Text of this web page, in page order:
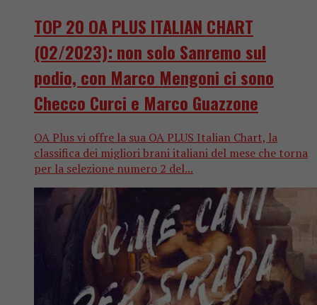
TOP 20 OA PLUS ITALIAN CHART
(02/2023): non solo Sanremo sul
podio, con Marco Mengoni ci sono
Checco Curci e Marco Guazzone
OA Plus vi offre la sua OA PLUS Italian Chart, la
classifica dei migliori brani italiani del mese che torna
per la selezione numero 2 del...